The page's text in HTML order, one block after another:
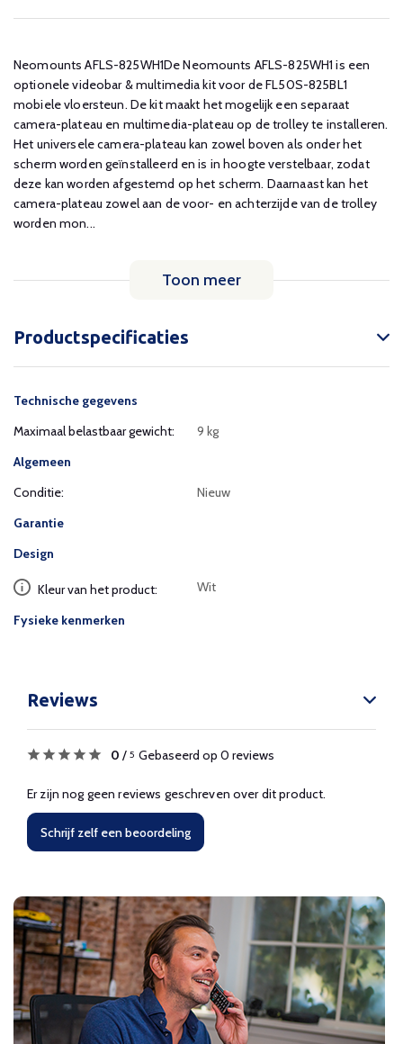
Neomounts AFLS-825WH1De Neomounts AFLS-825WH1 is een
optionele videobar & multimedia kit voor de FL50S-825BL1
mobiele vloersteun. De kit maakt het mogelijk een separaat
camera-plateau en multimedia-plateau op de trolley te installeren.
Het universele camera-plateau kan zowel boven als onder het
scherm worden geïnstalleerd en is in hoogte verstelbaar, zodat
deze kan worden afgestemd op het scherm. Daarnaast kan het
camera-plateau zowel aan de voor- en achterzijde van de trolley
worden mon...
Toon meer
Productspecificaties
Technische gegevens
Maximaal belastbaar gewicht:
9 kg
Algemeen
Conditie:
Nieuw
Garantie
Design
Kleur van het product: Wit
Fysieke kenmerken
Reviews
0 / 5 Gebaseerd op 0 reviews
Er zijn nog geen reviews geschreven over dit product.
Schrijf zelf een beoordeling